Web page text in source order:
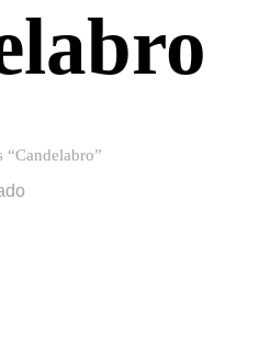
“Candelabro”